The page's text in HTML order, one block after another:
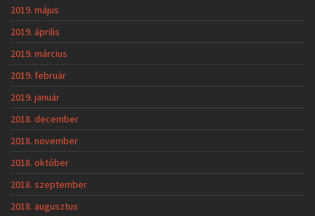
2019. május
2019. április
2019. március
2019. február
2019. január
2018. december
2018. november
2018. október
2018. szeptember
2018. augusztus